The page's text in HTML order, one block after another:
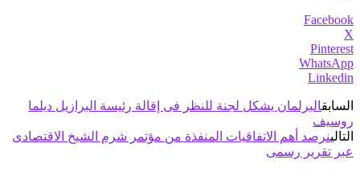
Facebook
X
Pinterest
WhatsApp
Linkedin
السابقالبرلمان يشكل لجنة للنظر فى إقالة رئيسة البرازيل ديلما
روسيف
التالينرصد أهم الاتفاقيات المنفذة من مؤتمر شرم الشيخ الاقتصادى
عبر تقرير رسمى